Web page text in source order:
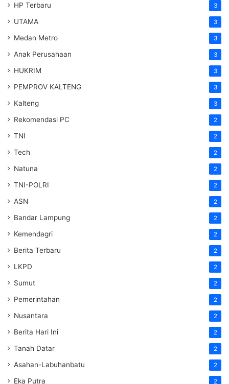
HP Terbaru 3
UTAMA 3
Medan Metro 3
Anak Perusahaan 3
HUKRIM 3
PEMPROV KALTENG 3
Kalteng 3
Rekomendasi PC 2
TNI 2
Tech 2
Natuna 2
TNI-POLRI 2
ASN 2
Bandar Lampung 2
Kemendagri 2
Berita Terbaru 2
LKPD 2
Sumut 2
Pemerintahan 2
Nusantara 2
Berita Hari Ini 2
Tanah Datar 2
Asahan-Labuhanbatu 2
Eka Putra 2